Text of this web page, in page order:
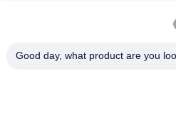
Good day, what product are you